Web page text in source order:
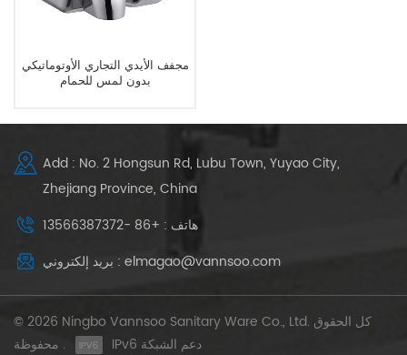
مجفف الأيدي التجاري الأوتوماتيكي
بدون لمس للحمام
Add : No. 2 Hongsun Rd, Lubu Town, Yuyao City,
Zhejiang Province, China
هاتف : +86 -13566387372
بريد إلكتروني : elmagao@vannsoo.com
© 2026 Ningbo Vannsoo Sanitary Ware Co., Ltd. كل الحقوق
محفوظة .
IPv6 دعم الشبكة